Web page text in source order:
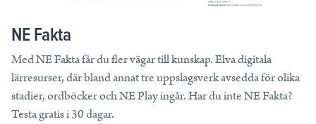
NE Fakta
Med NE Fakta får du fler vägar till kunskap. Elva digitala
lärresurser, där bland annat tre uppslagsverk avsedda för olika
stadier, ordböcker och NE Play ingår. Har du inte NE Fakta?
Testa gratis i 30 dagar.